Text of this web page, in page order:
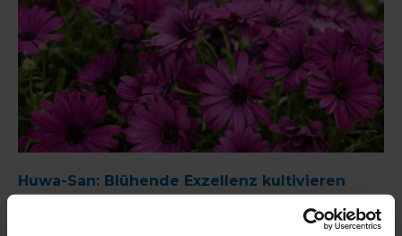
Huwa-San: Blühende Exzellenz kultivieren
Wenn Sie Blumen und Zimmerpflanzen von höchster